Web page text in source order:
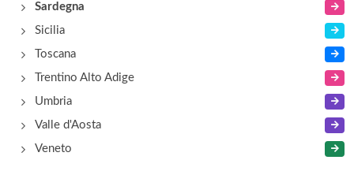
Sardegna
Sicilia
Toscana
Trentino Alto Adige
Umbria
Valle d'Aosta
Veneto